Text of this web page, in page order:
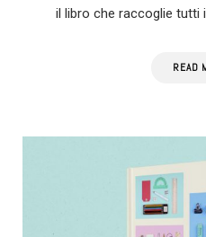
il libro che raccoglie tutti
READ